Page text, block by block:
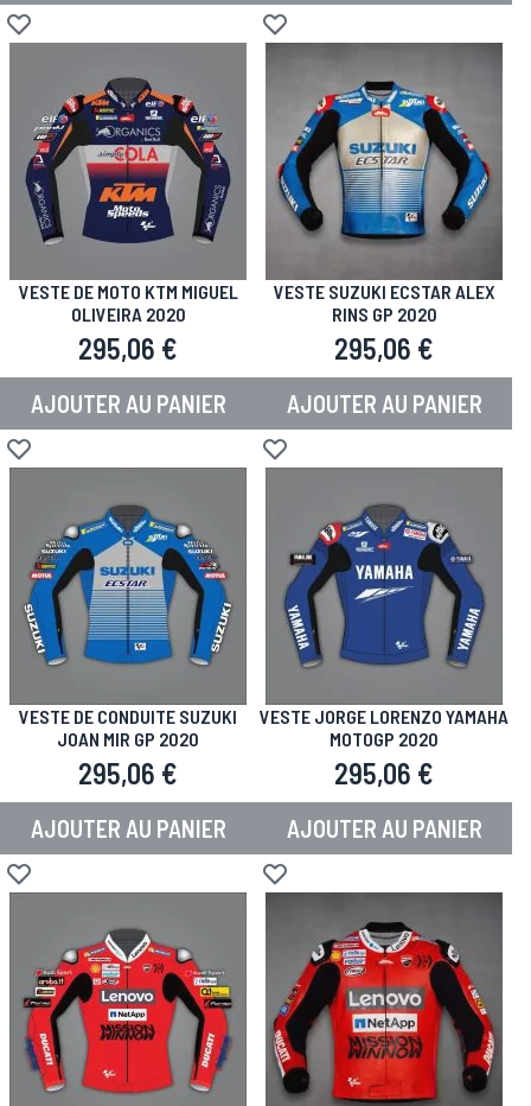
Ajouter à la liste d'achats Ajouter à la liste d'achats
VESTE DE MOTO KTM MIGUEL
OLIVEIRA 2020
295,06 €
AJOUTER AU PANIER
Ajouter à la liste d'achats
VESTE SUZUKI ECSTAR ALEX
RINS GP 2020
295,06 €
AJOUTER AU PANIER
Ajouter à la liste d'achats
VESTE DE CONDUITE SUZUKI
JOAN MIR GP 2020
295,06 €
AJOUTER AU PANIER
Ajouter à la liste d'achats
VESTE JORGE LORENZO YAMAHA
MOTOGP 2020
295,06 €
AJOUTER AU PANIER
Ajouter à la liste d'achats